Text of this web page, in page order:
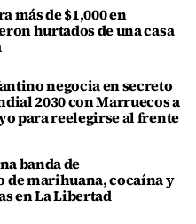
más de $1,000 en
hurtados de una casa
negocia en secreto
2030 con Marruecos a
para reelegirse al frente
banda de
de marihuana, cocaína y
en La Libertad